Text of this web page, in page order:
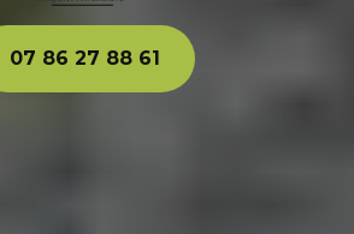
07 86 27 88 61